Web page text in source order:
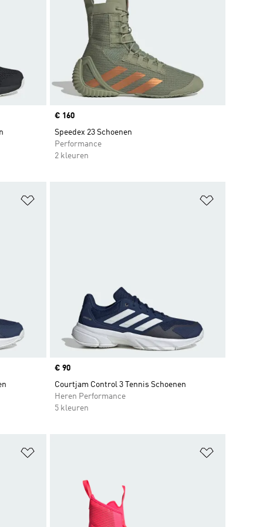
Price
€ 160
Speedex 23 Schoenen
Performance
2 kleuren
Price
€ 90
Courtjam Control 3 Tennis Schoenen
Heren Performance
5 kleuren